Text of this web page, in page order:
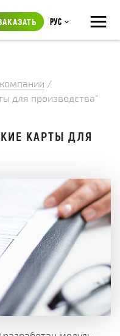
≡
Рус
/
для производства"
КАРТЫ ДЛЯ